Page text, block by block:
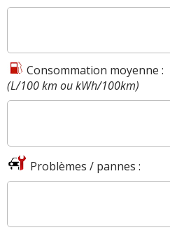
Consommation moyenne :
(L/100 km ou kWh/100km)
Problèmes / pannes :